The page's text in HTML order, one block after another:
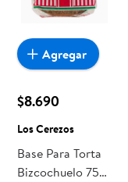
$8.690
Los Cerezos
Base Para Torta
Bizcochuelo 750
Agregar